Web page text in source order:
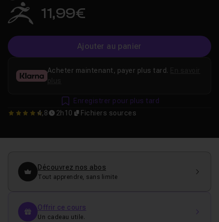
11,99€
Ajouter au panier
4.8181818181818
4,8 2h10 Fichiers sources
Acheter maintenant, payer plus tard.
plus
Enregistrer pour plus tard
Découvrez nos abos
Tout apprendre, sans limite
Offrir ce cours
Un cadeau utile.